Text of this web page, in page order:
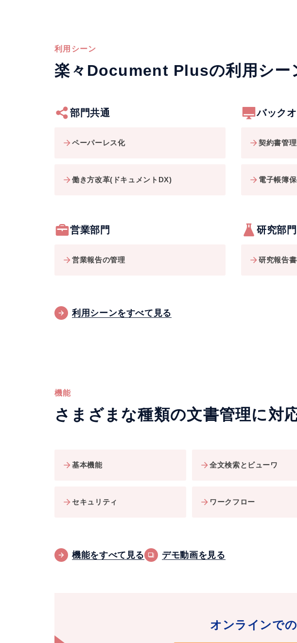
利用シーン
楽々Document Plusの利用シー
部門共通
ペーパーレス化
働き方改革(ドキュメントDX)
バック
契約書管理
電子帳簿
営業部門
営業報告の管理
研究部門
研究報告
利用シーンをすべて見る
機能
さまざまな種類の文書管理に対
基本機能 全文検索とビューワ
セキュリティ ワークフロー
機能をすべて見る デモ動画を見る
オンラインで